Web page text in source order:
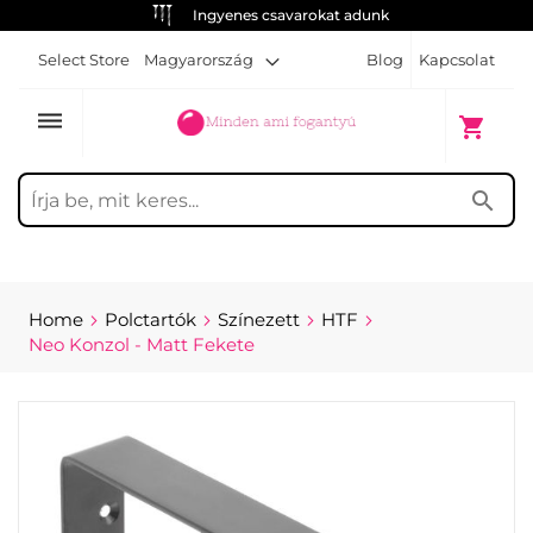
Ingyenes csavarokat adunk
Blog Kapcsolat
Select Store Magyarország
dehaze shopping_cart
My Cart
search
Home Polctartók Színezett
HTF
Neo Konzol - Matt Fekete